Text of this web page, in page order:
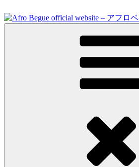
to
content
Afro Begue official website – アフロベゲ